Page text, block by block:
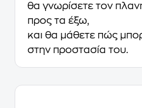
θα γνωρίσετε τον
προς τα έξω,
και θα μάθετε πώς
στην προστασία του.